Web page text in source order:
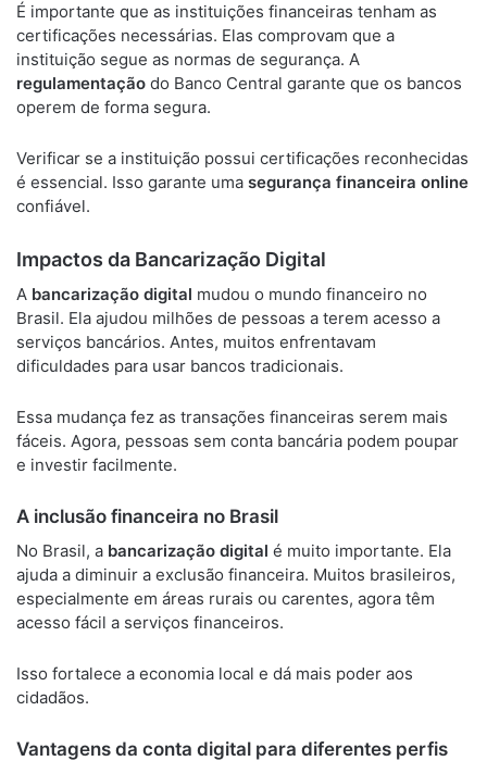
É importante que as instituições financeiras tenham as
certificações necessárias. Elas comprovam que a
instituição segue as normas de segurança. A
regulamentação do Banco Central garante que os bancos
operem de forma segura.
Verificar se a instituição possui certificações reconhecidas
é essencial. Isso garante uma segurança financeira online
confiável.
Impactos da Bancarização Digital
A bancarização digital mudou o mundo financeiro no
Brasil. Ela ajudou milhões de pessoas a terem acesso a
serviços bancários. Antes, muitos enfrentavam
dificuldades para usar bancos tradicionais.
Essa mudança fez as transações financeiras serem mais
fáceis. Agora, pessoas sem conta bancária podem poupar
e investir facilmente.
A inclusão financeira no Brasil
No Brasil, a bancarização digital é muito importante. Ela
ajuda a diminuir a exclusão financeira. Muitos brasileiros,
especialmente em áreas rurais ou carentes, agora têm
acesso fácil a serviços financeiros.
Isso fortalece a economia local e dá mais poder aos
cidadãos.
Vantagens da conta digital para diferentes perfis